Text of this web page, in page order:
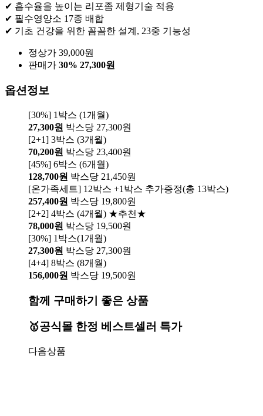
✔ 흡수율을 높이는 리포좀 제형기술 적용
✔ 필수영양소 17종 배합
✔ 기초 건강을 위한 꼼꼼한 설계, 23중 기능성
정상가 39,000원
판매가 30% 27,300원
옵션정보
[30%] 1박스 (1개월)
27,300원 박스당 27,300원
[2+1] 3박스 (3개월)
70,200원 박스당 23,400원
[45%] 6박스 (6개월)
128,700원 박스당 21,450원
[온가족세트] 12박스 +1박스 추가증정(총 13박스)
257,400원 박스당 19,800원
[2+2] 4박스 (4개월) ★추천★
78,000원 박스당 19,500원
[30%] 1박스(1개월)
27,300원 박스당 27,300원
[4+4] 8박스 (8개월)
156,000원 박스당 19,500원
함께 구매하기 좋은 상품
🥇공식몰 한정 베스트셀러 특가
다음상품